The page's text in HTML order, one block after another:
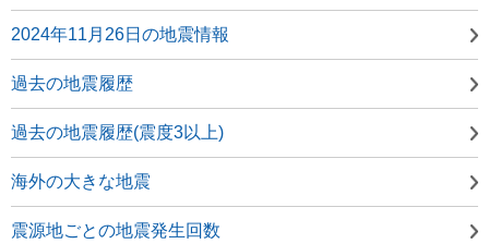
2024年11月26日の地震情報
過去の地震履歴
過去の地震履歴(震度3以上)
海外の大きな地震
震源地ごとの地震発生回数